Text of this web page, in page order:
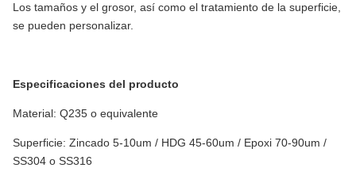
Los tamaños y el grosor, así como el tratamiento de la superficie,
se pueden personalizar.
Especificaciones del producto
Material: Q235 o equivalente
Superficie: Zincado 5-10um / HDG 45-60um / Epoxi 70-90um /
SS304 o SS316